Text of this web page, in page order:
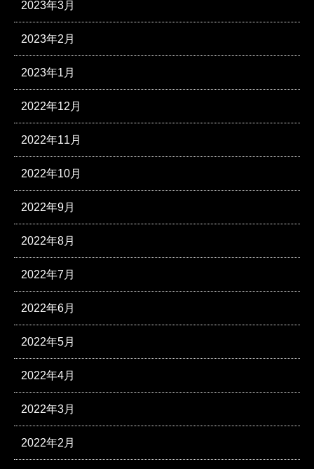
2023年3月
2023年2月
2023年1月
2022年12月
2022年11月
2022年10月
2022年9月
2022年8月
2022年7月
2022年6月
2022年5月
2022年4月
2022年3月
2022年2月